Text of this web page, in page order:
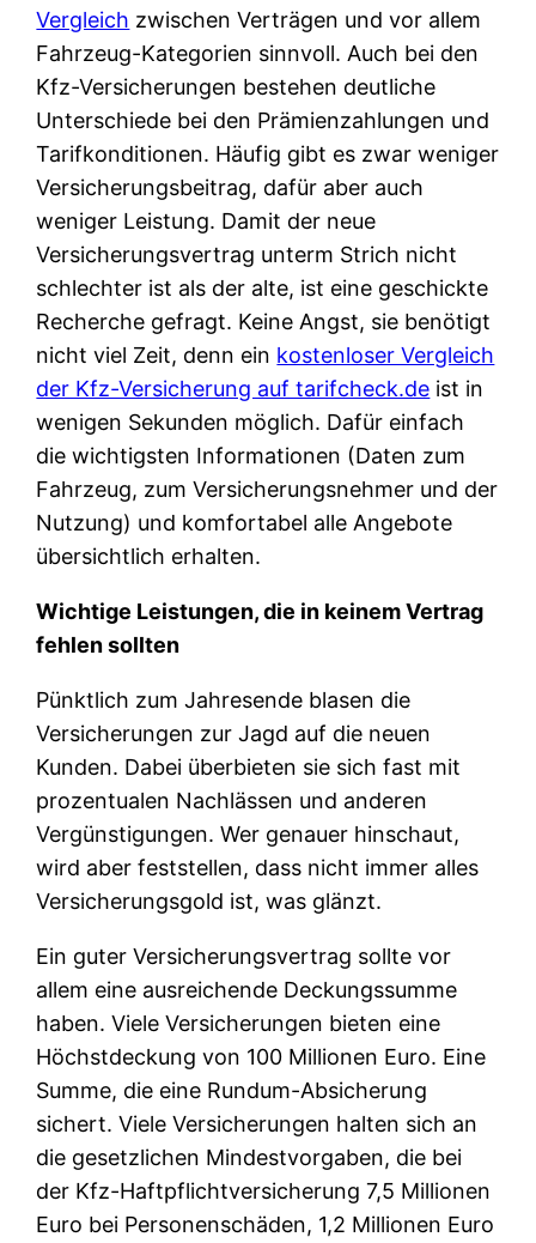
Vergleich zwischen Verträgen und vor allem
Fahrzeug-Kategorien sinnvoll. Auch bei den
Kfz-Versicherungen bestehen deutliche
Unterschiede bei den Prämienzahlungen und
Tarifkonditionen. Häufig gibt es zwar weniger
Versicherungsbeitrag, dafür aber auch
weniger Leistung. Damit der neue
Versicherungsvertrag unterm Strich nicht
schlechter ist als der alte, ist eine geschickte
Recherche gefragt. Keine Angst, sie benötigt
nicht viel Zeit, denn ein kostenloser Vergleich
der Kfz-Versicherung auf tarifcheck.de ist in
wenigen Sekunden möglich. Dafür einfach
die wichtigsten Informationen (Daten zum
Fahrzeug, zum Versicherungsnehmer und der
Nutzung) und komfortabel alle Angebote
übersichtlich erhalten.
Wichtige Leistungen, die in keinem Vertrag
fehlen sollten
Pünktlich zum Jahresende blasen die
Versicherungen zur Jagd auf die neuen
Kunden. Dabei überbieten sie sich fast mit
prozentualen Nachlässen und anderen
Vergünstigungen. Wer genauer hinschaut,
wird aber feststellen, dass nicht immer alles
Versicherungsgold ist, was glänzt.
Ein guter Versicherungsvertrag sollte vor
allem eine ausreichende Deckungssumme
haben. Viele Versicherungen bieten eine
Höchstdeckung von 100 Millionen Euro. Eine
Summe, die eine Rundum-Absicherung
sichert. Viele Versicherungen halten sich an
die gesetzlichen Mindestvorgaben, die bei
der Kfz-Haftpflichtversicherung 7,5 Millionen
Euro bei Personenschäden, 1,2 Millionen Euro